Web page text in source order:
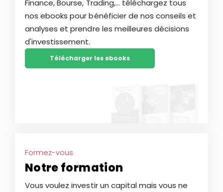
Finance, Bourse, Trading,... téléchargez tous
nos ebooks pour bénéficier de nos conseils et
analyses et prendre les meilleures décisions
d'investissement.
Télécharger les ebooks
Formez-vous
Notre formation
Vous voulez investir un capital mais vous ne